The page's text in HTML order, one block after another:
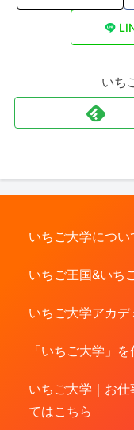
いち
いちご大学につい
いちご王国&いち
いちご大学アカ
「いちご大学」
いちご大学｜お
てはこちら